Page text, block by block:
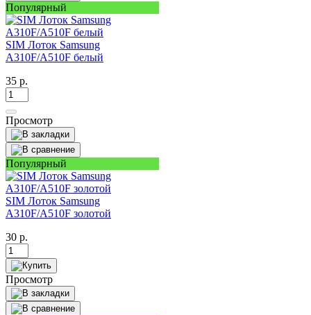
Популярный
SIM Лоток Samsung
A310F/A510F белый
35 р.
Просмотр
Популярный
SIM Лоток Samsung
A310F/A510F золотой
30 р.
Просмотр